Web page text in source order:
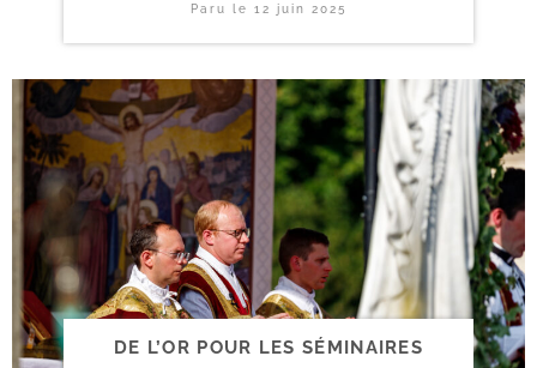
Paru le 12 juin 2025
DE L’OR POUR LES SÉMINAIRES